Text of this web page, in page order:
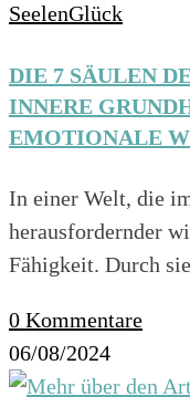
SeelenGlück
DIE 7 SÄULEN
INNERE
EMOTIONALE
In einer Welt, die
herausfordernder
Fähigkeit. Durch
0 Kommentare
06/08/2024